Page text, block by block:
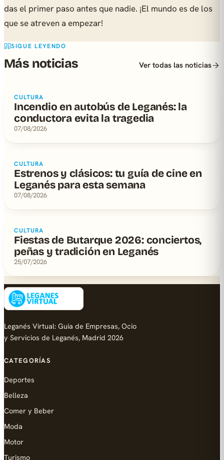
das el primer paso antes que nadie. ¡El mundo es de los
que se atreven a empezar!
SIGUE LEYENDO
Más noticias Ver todas las noticias
CULTURA
Incendio en autobús de Leganés: la
conductora evita la tragedia
07/08/2026
CULTURA
Estrenos y clásicos: tu guía de cine en
Leganés para esta semana
07/08/2026
CULTURA
Fiestas de Butarque 2026: conciertos,
peñas y tradición en Leganés
25/07/2026
Leganés Virtual: Guia de Empresas, Ocio
y Servicios de Leganés, Madrid 2026
CATEGORÍAS
Deportes
Belleza
Comer y Beber
Moda
Motor
Turismo